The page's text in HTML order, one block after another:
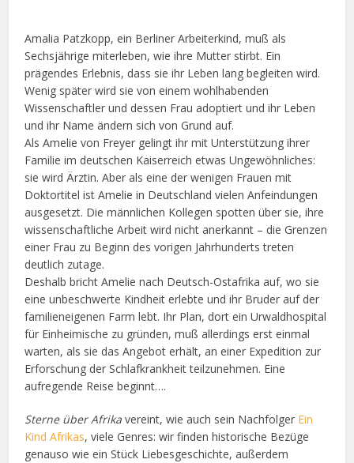
Amalia Patzkopp, ein Berliner Arbeiterkind, muß als
Sechsjährige miterleben, wie ihre Mutter stirbt. Ein
prägendes Erlebnis, dass sie ihr Leben lang begleiten wird.
Wenig später wird sie von einem wohlhabenden
Wissenschaftler und dessen Frau adoptiert und ihr Leben
und ihr Name ändern sich von Grund auf.
Als Amelie von Freyer gelingt ihr mit Unterstützung ihrer
Familie im deutschen Kaiserreich etwas Ungewöhnliches:
sie wird Ärztin. Aber als eine der wenigen Frauen mit
Doktortitel ist Amelie in Deutschland vielen Anfeindungen
ausgesetzt. Die männlichen Kollegen spotten über sie, ihre
wissenschaftliche Arbeit wird nicht anerkannt – die Grenzen
einer Frau zu Beginn des vorigen Jahrhunderts treten
deutlich zutage.
Deshalb bricht Amelie nach Deutsch-Ostafrika auf, wo sie
eine unbeschwerte Kindheit erlebte und ihr Bruder auf der
familieneigenen Farm lebt. Ihr Plan, dort ein Urwaldhospital
für Einheimische zu gründen, muß allerdings erst einmal
warten, als sie das Angebot erhält, an einer Expedition zur
Erforschung der Schlafkrankheit teilzunehmen. Eine
aufregende Reise beginnt….
Sterne über Afrika vereint, wie auch sein Nachfolger Ein
Kind Afrikas, viele Genres: wir finden historische Bezüge
genauso wie ein Stück Liebesgeschichte, außerdem